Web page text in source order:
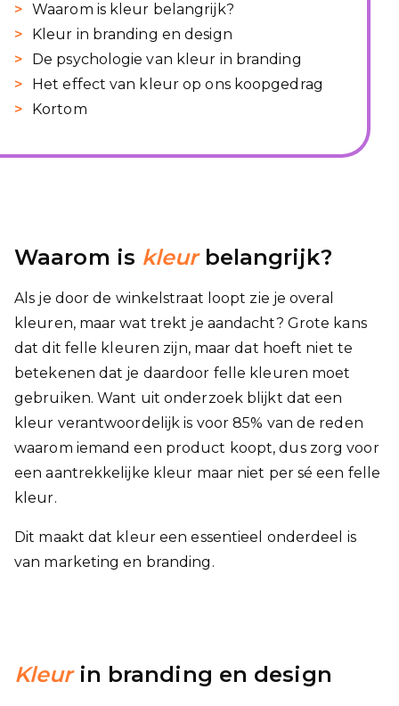
Waarom is kleur belangrijk?
Kleur in branding en design
De psychologie van kleur in branding
Het effect van kleur op ons koopgedrag
Kortom
Waarom is kleurbelangrijk?
Als je door de winkelstraat loopt zie je overal
kleuren, maar wat trekt je aandacht? Grote kans
dat dit felle kleuren zijn, maar dat hoeft niet te
betekenen dat je daardoor felle kleuren moet
gebruiken. Want uit onderzoek blijkt dat een
kleur verantwoordelijk is voor 85% van de reden
waarom iemand een product koopt, dus zorg voor
een aantrekkelijke kleur maar niet per sé een felle
kleur.
Dit maakt dat kleur een essentieel onderdeel is
van marketing en branding.
Kleurin branding en design